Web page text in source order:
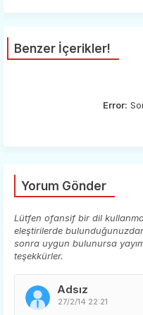
Benzer İçerikler!
Error:
Yorum Gönder
Lütfen ofansif bir dil
eleştirilerde
sonra uygun bulunursa
teşekkürler.
Adsız
27/2/14 22:21